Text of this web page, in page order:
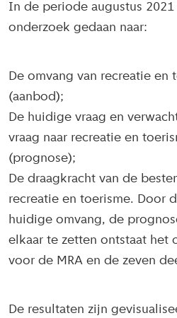
In de periode augustus
onderzoek gedaan naar:
De omvang van recreatie en
(aanbod);
De huidige vraag en
vraag naar recreatie en
(prognose);
De draagkracht van de
recreatie en toerisme. Door
huidige omvang, de
elkaar te zetten ontstaat het
voor de MRA en de zeven
De resultaten zijn